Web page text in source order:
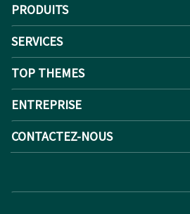
PRODUITS
SERVICES
TOP THEMES
ENTREPRISE
CONTACTEZ-NOUS